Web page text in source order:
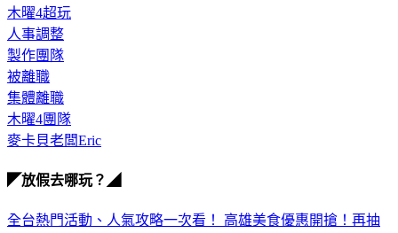
木曜4超玩
人事調整
製作團隊
被離職
集體離職
木曜4團隊
麥卡貝老闆Eric
◤放假去哪玩？◢
全台熱門活動、人氣攻略一次看！ 高雄美食優惠開搶！再抽